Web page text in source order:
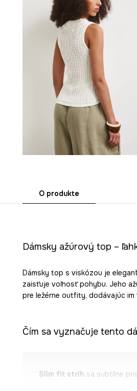
O produkte
Dámsky ažúrový top –
Dámsky top s viskózou je
zaisťuje voľnosť pohybu. Jeho
pre ležérne outfity, dodávajúc
Čím sa vyznačuje tento
Slim fit strih sa subtílne